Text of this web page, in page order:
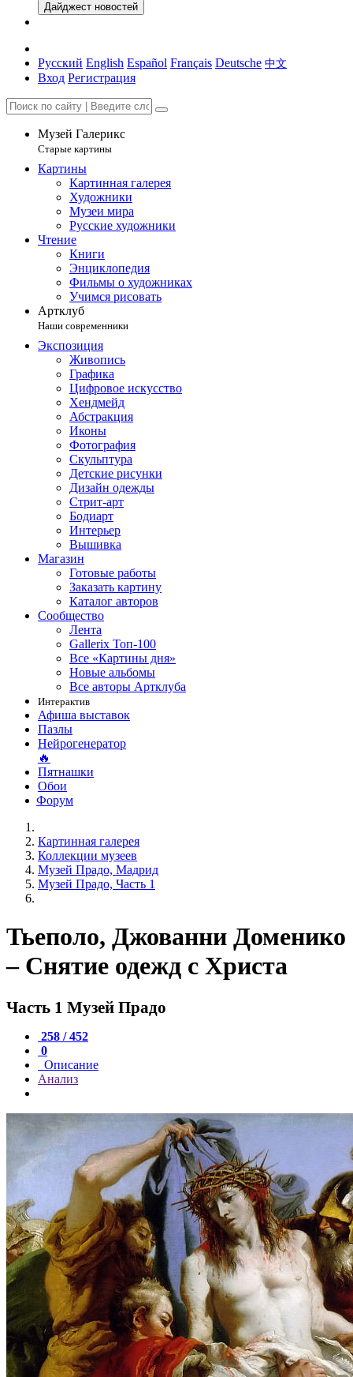
Дайджест новостей
Русский English Español Français Deutsche 中文
Вход Регистрация
Музей Галерикс
Старые картины
Картины
Картинная галерея
Художники
Музеи мира
Русские художники
Чтение
Книги
Энциклопедия
Фильмы о художниках
Учимся рисовать
Артклуб
Наши современники
Экспозиция
Живопись
Графика
Цифровое искусство
Хендмейд
Абстракция
Иконы
Фотография
Скульптура
Детские рисунки
Дизайн одежды
Стрит-арт
Бодиарт
Интерьер
Вышивка
Магазин
Готовые работы
Заказать картину
Каталог авторов
Сообщество
Лента
Gallerix Топ-100
Все «Картины дня»
Новые альбомы
Все авторы Артклуба
Интерактив
Афиша выставок
Пазлы
Нейрогенератор
🔥
Пятнашки
Обои
Форум
Картинная галерея
Коллекции музеев
Музей Прадо, Мадрид
Музей Прадо, Часть 1
Тьеполо, Джованни Доменико
– Снятие одежд с Христа
Часть 1 Музей Прадо
258 / 452
0
Описание
Анализ